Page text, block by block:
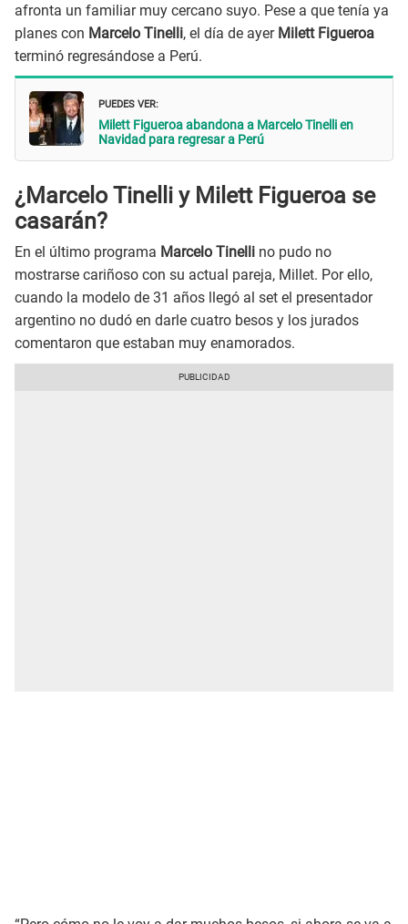
afronta un familiar muy cercano suyo. Pese a que tenía ya
planes con Marcelo Tinelli, el día de ayer Milett Figueroa
terminó regresándose a Perú.
PUEDES VER:
Milett Figueroa abandona a Marcelo Tinelli en
Navidad para regresar a Perú
¿Marcelo Tinelli y Milett Figueroa se
casarán?
En el último programa Marcelo Tinelli no pudo no
mostrarse cariñoso con su actual pareja, Millet. Por ello,
cuando la modelo de 31 años llegó al set el presentador
argentino no dudó en darle cuatro besos y los jurados
comentaron que estaban muy enamorados.